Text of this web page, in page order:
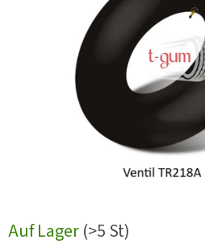
Auf Lager(>5 St)